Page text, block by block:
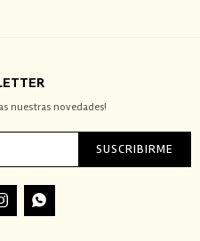
nuestras novedades!
SUSCRIBIRME
